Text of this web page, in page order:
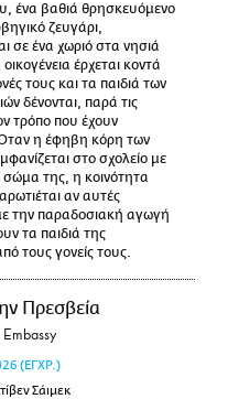
ένα βαθιά θρησκευόμενο
ζευγάρι,
σε ένα χωριό στα νησιά
έρχεται κοντά
τους και τα παιδιά των
δένονται, παρά τις
τρόπο που έχουν
η έφηβη κόρη των
στο σχολείο με
σώμα της, η κοινότητα
αν αυτές
την παραδοσιακή αγωγή
τα παιδιά της
τους γονείς τους.
Πρεσβεία
(ΕΓΧΡ.)
Σάιμεκ